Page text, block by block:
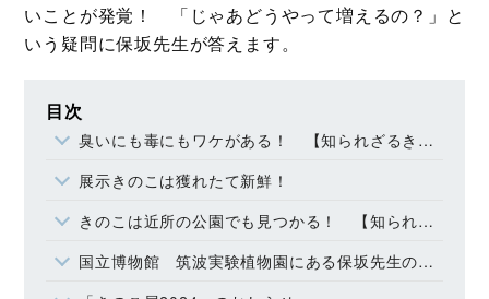
いことが発覚！ 「じゃあどうやって増えるの？」と
いう疑問に保坂先生が答えます。
目次
臭いにも毒にもワケがある！ 【知られざるきのこの常識③】
展示きのこは獲れたて新鮮！
きのこは近所の公園でも見つかる！ 【知られざるきのこの常識④】
国立博物館 筑波実験植物園にある保坂先生の研究所を探検♪